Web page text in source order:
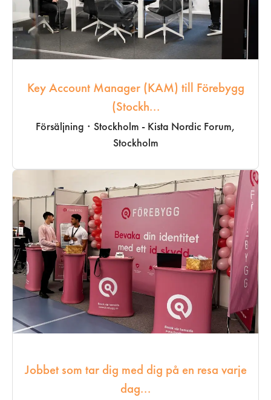
Key Account Manager (KAM) till Förebygg
(Stockh...
Försäljning · Stockholm - Kista Nordic Forum,
Stockholm
Jobbet som tar dig med dig på en resa varje
dag...